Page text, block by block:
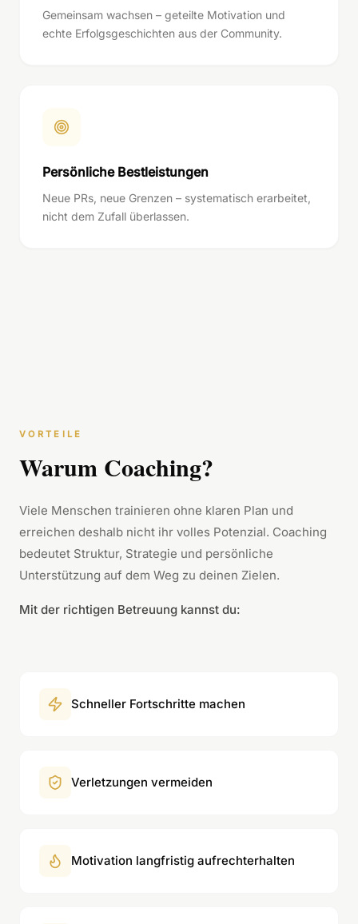
Gemeinsam wachsen – geteilte Motivation und
echte Erfolgsgeschichten aus der Community.
Persönliche Bestleistungen
Neue PRs, neue Grenzen – systematisch erarbeitet,
nicht dem Zufall überlassen.
VORTEILE
Warum Coaching?
Viele Menschen trainieren ohne klaren Plan und
erreichen deshalb nicht ihr volles Potenzial. Coaching
bedeutet Struktur, Strategie und persönliche
Unterstützung auf dem Weg zu deinen Zielen.
Mit der richtigen Betreuung kannst du:
Schneller Fortschritte machen
Verletzungen vermeiden
Motivation langfristig aufrechterhalten